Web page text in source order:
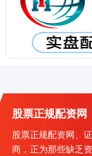
股票正规配资网
股票正规配资网、
商，正为那些缺乏